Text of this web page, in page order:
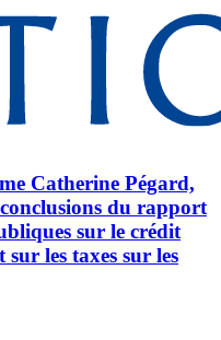
Catherine Pégard,
du rapport
sur le crédit
les taxes sur les